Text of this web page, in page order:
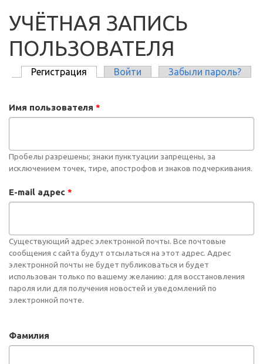
УЧЁТНАЯ ЗАПИСЬ
ПОЛЬЗОВАТЕЛЯ
Регистрация (активная вкладка)
Войти Забыли пароль?
Имя пользователя *
Пробелы разрешены; знаки пунктуации запрещены, за
исключением точек, тире, апострофов и знаков подчеркивания.
E-mail адрес *
Существующий адрес электронной почты. Все почтовые
сообщения с сайта будут отсылаться на этот адрес. Адрес
электронной почты не будет публиковаться и будет
использован только по вашему желанию: для восстановления
пароля или для получения новостей и уведомлений по
электронной почте.
Фамилия